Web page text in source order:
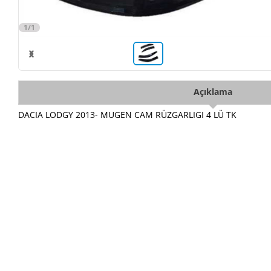
1/1
Açıklama
DACIA LODGY 2013- MUGEN CAM RÜZGARLIGI 4 LÜ TK